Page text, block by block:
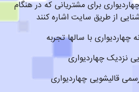
برای مشتریانی که در هنگام
از طریق سایت اشاره کنند
چهاردیواری با سالها تجربه
نزدیک چهاردیواری
قالیشویی چهاردیواری